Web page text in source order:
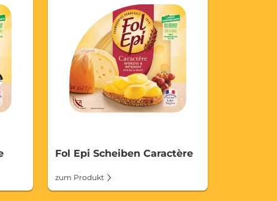
Fol Epi Scheiben Caractère
zum Produkt